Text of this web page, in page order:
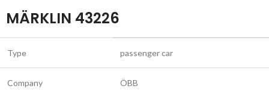
MÄRKLIN 43226
Type passenger car
Company ÖBB